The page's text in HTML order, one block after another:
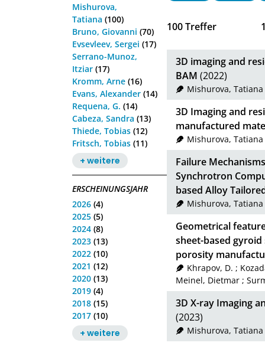
Mishurova,
Tatiana (100)
Bruno, Giovanni (70)
Evsevleev, Sergei (17)
Serrano-Munoz,
Itziar (17)
Kromm, Arne (16)
Evans, Alexander (14)
Requena, G. (14)
Cabeza, Sandra (13)
Thiede, Tobias (12)
Fritsch, Tobias (11)
+ weitere
ERSCHEINUNGSJAHR
2026 (4)
2025 (5)
2024 (8)
2023 (13)
2022 (10)
2021 (12)
2020 (13)
2019 (4)
2018 (15)
2017 (10)
+ weitere
100Treffer
3D imaging and
BAM (2022)
Mishurova, Tatiana
3D Imaging and
manufactured
Mishurova, Tatiana
Failure
Synchrotron
based Alloy
Mishurova, Tatiana
Geometrical
sheet-based
porosity
Khrapov, D. ;
Meinel, Dietmar ;
3D X-ray Imaging
(2023)
Mishurova, Tatiana